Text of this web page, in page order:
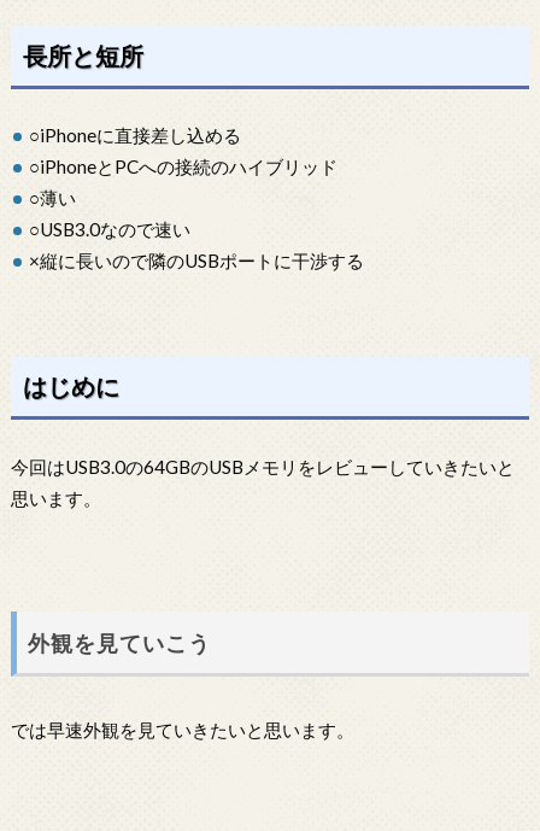
長所と短所
○iPhoneに直接差し込める
○iPhoneとPCへの接続のハイブリッド
○薄い
○USB3.0なので速い
×縦に長いので隣のUSBポートに干渉する
はじめに
今回はUSB3.0の64GBのUSBメモリをレビューしていきたいと
思います。
外観を見ていこう
では早速外観を見ていきたいと思います。